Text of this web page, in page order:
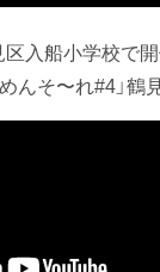
入船小学校で
んそ〜れ#4」鶴